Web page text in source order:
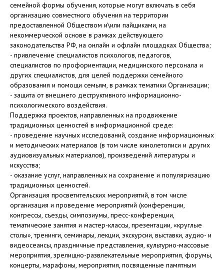
семейной формы обучения, которые могут включать в себя
организацию совместного обучения на территории
предоставленной Обществом и\или пайщиками, на
некоммерческой основе в рамках действующего
законодательства РФ, на онлайн и офлайн площадках Общества;
- привлечение специалистов психологов, педагогов,
специалистов по профориентации, медицинского персонала и
других специалистов, для целей поддержки семейного
образования и помощи семьям, в рамках тематики Организации;
- защита от внешнего деструктивного информационно-
психологического воздействия.
Поддержка проектов, направленных на продвижение
традиционных ценностей в информационной среде:
- проведение научных исследований, создание информационных
и методических материалов (в том числе кинолетописи и других
аудиовизуальных материалов), произведений литературы и
искусства;
- оказание услуг, направленных на сохранение и популяризацию
традиционных ценностей.
Организация просветительских мероприятий, в том числе
организация и проведение мероприятий (конференции,
конгрессы, съезды, симпозиумы, пресс-конференции,
тематические занятия и мастер-классы, презентации, «круглые
столы», тренинги, семинары, лекции, экскурсии, выставки, аудио- и
видеосеансы, праздничные представления, культурно-массовые
мероприятия, зрелищно-развлекательные мероприятия, форумы,
концерты, марафоны, мероприятия, посвященные памятным